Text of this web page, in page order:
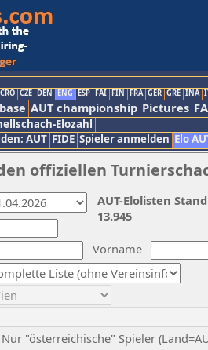
CRO CZE DEN ENG ESP FAI FIN FRA GER GRE INA
AUT championship Pictures
Elozahl
AUT FIDE Spieler anmelden Elo
offiziellen
Vorname
Nur "österreichische" Spieler
AUT-Elolisten
13.945